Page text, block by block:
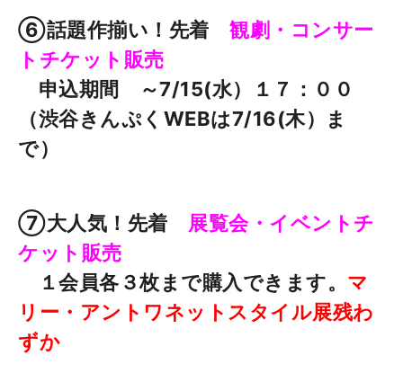
⑥話題作揃い！先着 観劇・コンサー
トチケット販売
申込期間 ～7/15(水）１７：００
（渋谷きんぷくWEBは7/16(木）ま
で）
⑦大人気！先着 展覧会・イベントチ
ケット販売
１会員各３枚まで購入できます。 マ
リー・アントワネットスタイル展残わ
ずか